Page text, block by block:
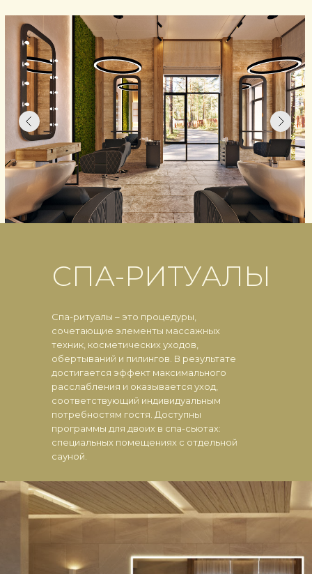
Спа-ритуалы – это процедуры,
сочетающие элементы массажных
техник, косметических уходов,
обертываний и пилингов. В результате
достигается эффект максимального
расслабления и оказывается уход,
соответствующий индивидуальным
потребностям гостя. Доступны
программы для двоих в спа-сьютах:
специальных помещениях с отдельной
сауной.
СПА-РИТУАЛЫ